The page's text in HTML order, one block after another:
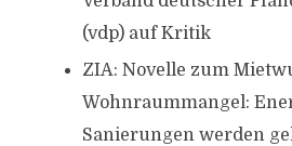
(vdp) auf Kritik
ZIA: Novelle zum
Wohnraummangel:
Sanierungen werden